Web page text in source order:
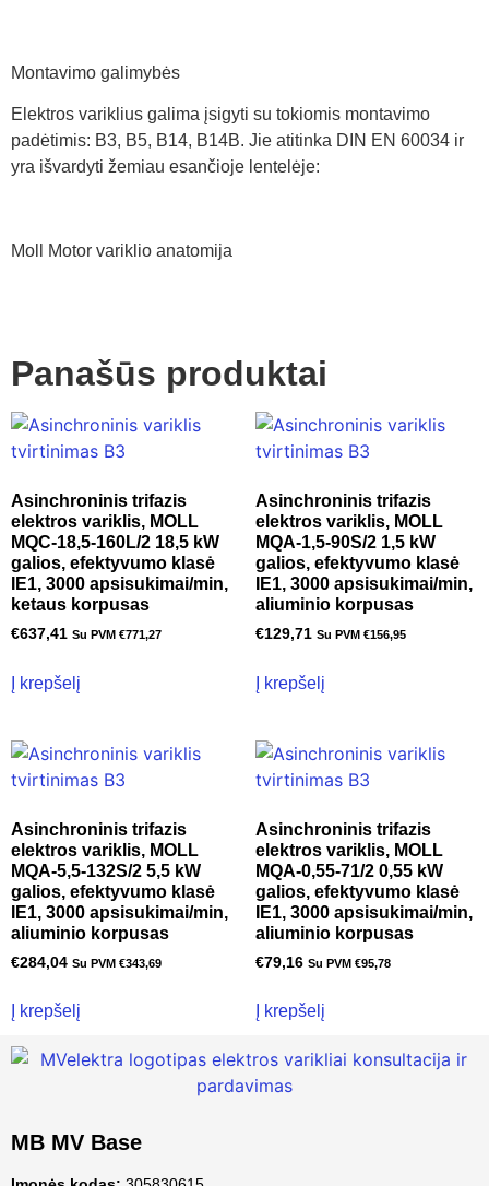
Montavimo galimybės
Elektros variklius galima įsigyti su tokiomis montavimo
padėtimis: B3, B5, B14, B14B. Jie atitinka DIN EN 60034 ir
yra išvardyti žemiau esančioje lentelėje:
Moll Motor variklio anatomija
Panašūs produktai
Asinchroninis trifazis
elektros variklis, MOLL
MQC-18,5-160L/2 18,5 kW
galios, efektyvumo klasė
IE1, 3000 apsisukimai/min,
ketaus korpusas
€637,41 Su PVM €771,27
Į krepšelį
Asinchroninis trifazis
elektros variklis, MOLL
MQA-1,5-90S/2 1,5 kW
galios, efektyvumo klasė
IE1, 3000 apsisukimai/min,
aliuminio korpusas
€129,71 Su PVM €156,95
Į krepšelį
Asinchroninis trifazis
elektros variklis, MOLL
MQA-5,5-132S/2 5,5 kW
galios, efektyvumo klasė
IE1, 3000 apsisukimai/min,
aliuminio korpusas
€284,04 Su PVM €343,69
Į krepšelį
Asinchroninis trifazis
elektros variklis, MOLL
MQA-0,55-71/2 0,55 kW
galios, efektyvumo klasė
IE1, 3000 apsisukimai/min,
aliuminio korpusas
€79,16 Su PVM €95,78
Į krepšelį
MB MV Base